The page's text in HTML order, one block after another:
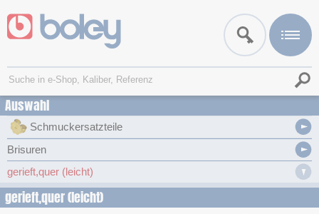
Auswahl
Schmuckersatzteile
Brisuren
gerieft,quer (leicht)
gerieft,quer (leicht)